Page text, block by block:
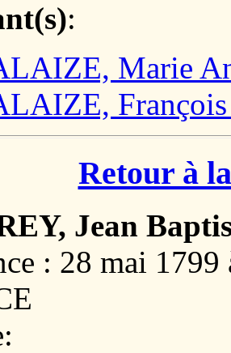
:
Marie
Retour à
Jean
: 28 mai